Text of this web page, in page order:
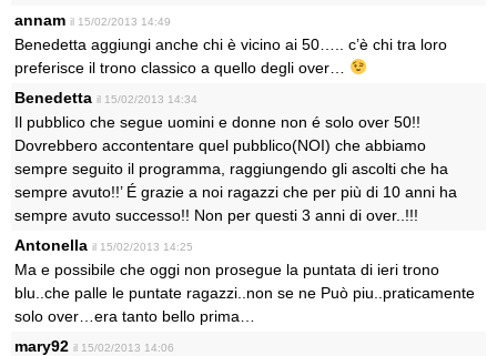
annam il 15/02/2013 14:49
Benedetta aggiungi anche chi è vicino ai 50….. c’è chi tra loro
preferisce il trono classico a quello degli over…
Benedetta il 15/02/2013 14:34
Il pubblico che segue uomini e donne non é solo over 50!!
Dovrebbero accontentare quel pubblico(NOI) che abbiamo
sempre seguito il programma, raggiungendo gli ascolti che ha
sempre avuto!!’ É grazie a noi ragazzi che per più di 10 anni ha
sempre avuto successo!! Non per questi 3 anni di over..!!!
Antonella il 15/02/2013 14:25
Ma e possibile che oggi non prosegue la puntata di ieri trono
blu..che palle le puntate ragazzi..non se ne Può piu..praticamente
solo over…era tanto bello prima…
mary92 il 15/02/2013 14:06